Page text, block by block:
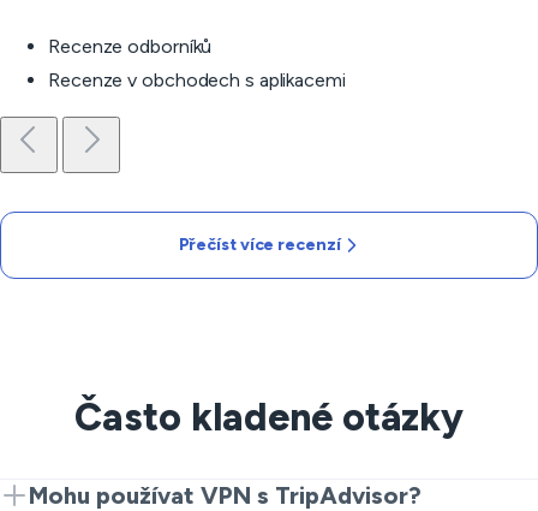
Recenze odborníků
Recenze v obchodech s aplikacemi
Přečíst více recenzí
Často kladené otázky
Mohu používat VPN s TripAdvisor?